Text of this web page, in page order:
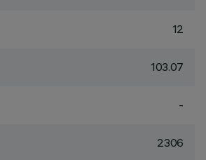
12
103.07
-
2306